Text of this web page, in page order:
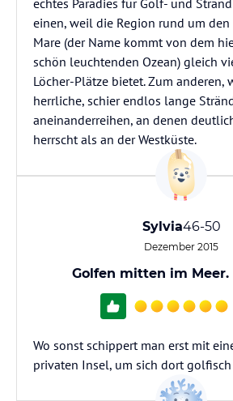
echtes Paradies für Golf- und
einen, weil die Region rund um
Mare (der Name kommt von dem
schön leuchtenden Ozean) gleich
Löcher-Plätze bietet. Zum anderen,
herrliche, schier endlos lange
aneinanderreihen, an denen
herrscht als an der Westküste.
Sylvia46-50
Dezember 2015
Golfen mitten im Meer.
Wo sonst schippert man erst mit
privaten Insel, um sich dort